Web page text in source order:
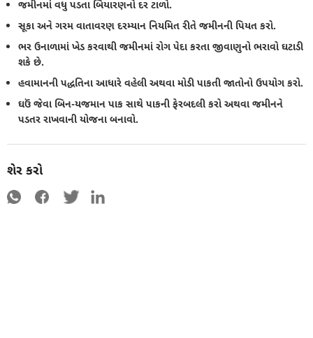
જમીનમાં વધુ પડતા બિયારણનો દર ટાળો.
સૂકા અને ગરમ વાતાવરણ દરમ્યાન નિયમિત રીતે જમીનની પિયત કરો.
ભર ઉનાળામાં ખેડ કરવાથી જમીનમાં રોગ પેદા કરતા જીવાણુનો ભરાવો ઘટાડી
શકે છે.
હવામાનની પદ્ધતિના આધારે વહેલી અથવા મોડી પાકતી જાતોનો ઉપયોગ કરો.
ઘઉં જેવા બિન-યજમાન પાક સાથે પાકની ફેરબદલી કરો અથવા જમીનને
પડતર રાખવાની યોજના બનાવો.
શેર કરો